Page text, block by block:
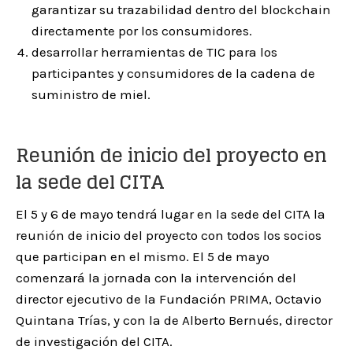
garantizar su trazabilidad dentro del blockchain
directamente por los consumidores.
desarrollar herramientas de TIC para los
participantes y consumidores de la cadena de
suministro de miel.
Reunión de inicio del proyecto en
la sede del CITA
El 5 y 6 de mayo tendrá lugar en la sede del CITA la
reunión de inicio del proyecto con todos los socios
que participan en el mismo. El 5 de mayo
comenzará la jornada con la intervención del
director ejecutivo de la Fundación PRIMA, Octavio
Quintana Trías, y con la de Alberto Bernués, director
de investigación del CITA.